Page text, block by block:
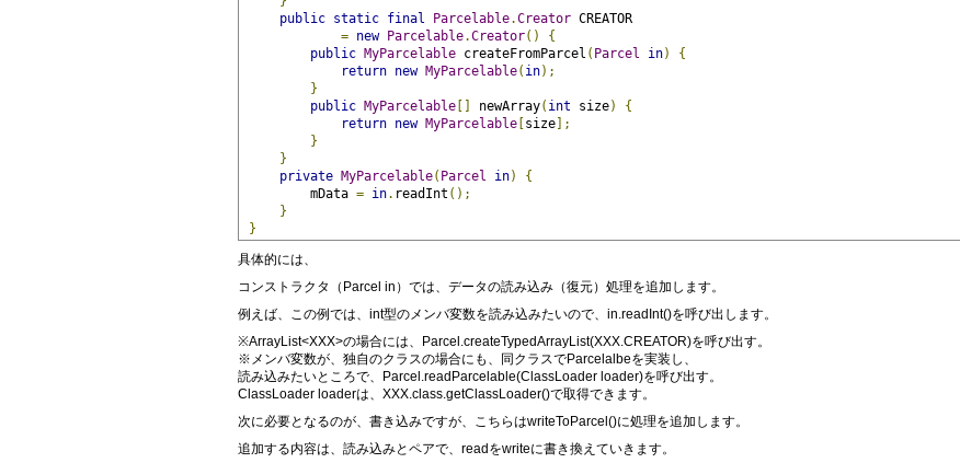
public static final Parcelable.Creator CREATOR
= new Parcelable.Creator()
{
public MyParcelable createFromParcel ( Parcel in)
{
return new MyParcelable( in);
}
public MyParcelable newArray( int size)
{
return new MyParcelable size ];
}
}
private MyParcelable( Parcel in)
{
mData = in. readInt ();
}
}
具体的には、
コンストラクタ（Parcel in）では、データの読み込み（復元）処理を追加します。
例えば、この例では、int型のメンバ変数を読み込みたいので、in.readInt()を呼び出します。
※ArrayList<XXX>の場合には、Parcel.createTypedArrayList(XXX.CREATOR)を呼び出す。
※メンバ変数が、独自のクラスの場合にも、同クラスでParcelalbeを実装し、
読み込みたいところで、Parcel.readParcelable(ClassLoader loader)を呼び出す。
ClassLoader loaderは、XXX.class.getClassLoader()で取得できます。
次に必要となるのが、書き込みですが、こちらはwriteToParcel()に処理を追加します。
追加する内容は、読み込みとペアで、readをwriteに書き換えていきます。